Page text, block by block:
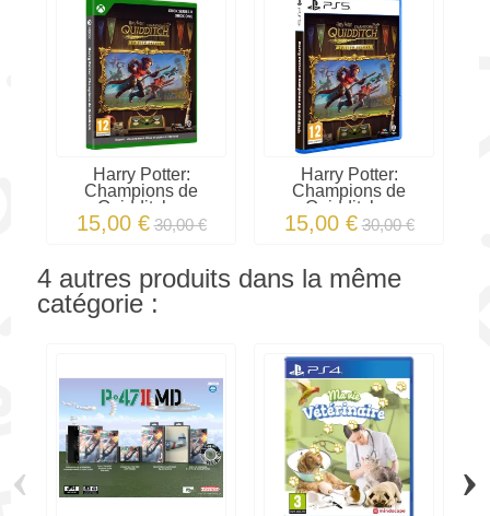
Harry Potter:
Champions de
Quidditch...
15,00 € 30,00 €
Harry Potter:
Champions de
Quidditch...
15,00 € 30,00 €
4 autres produits dans la même
catégorie :
‹ ›